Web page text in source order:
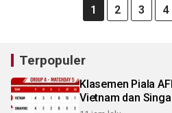
1 2 3 4
Terpopuler
Klasemen Piala
Vietnam dan